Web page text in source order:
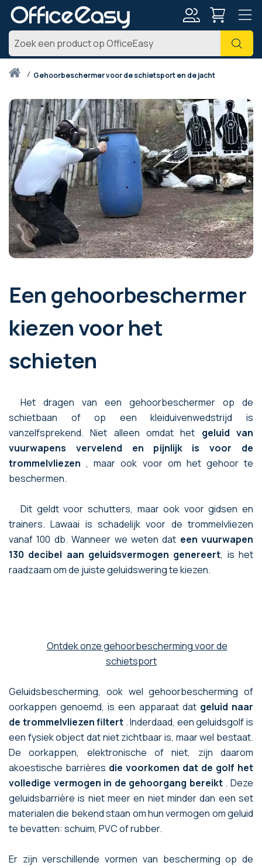
Zoek
Thuisgehoorbeschermer voor de schietsport en de jacht
Een gehoorbeschermer
kiezen voor het
schieten
Het dragen van een gehoorbeschermer op de
schietbaan of op een kleiduivenwedstrijd is
vanzelfsprekend. Niet alleen omdat het geluid van
vuurwapens vervelend en pijnlijk is voor de
trommelvliezen , maar ook voor om het gehoor te
beschermen.
Dit geldt voor schutters, maar ook voor gidsen en
trainers. Lawaai is schadelijk voor de trommelvliezen
vanaf 100 db. Wanneer we weten dat een vuurwapen
130 decibel aan geluidsvermogen genereert, is het
raadzaam om de juiste geluidswering te kiezen.
Ontdek onze gehoorbescherming voor de
schietsport
Geluidsbescherming, ook wel gehoorbescherming of
oorkappen genoemd, is een apparaat dat geluid naar
de trommelvliezen filtert . Inderdaad, een geluidsgolf is
een fysiek object dat niet zichtbaar is, maar wel bestaat.
De oorkappen, elektronische of niet, zijn daarom
akoestische barrières die voorkomen dat de golf het
volledige vermogen in de gehoorgang bereikt. Deze
geluidsbarrière is niet meer en niet minder dan een set
materialen die bekend staan om hun vermogen om geluid
te bevatten: schuim, PVC of rubber.
Er zijn verschillende vormen van bescherming op de